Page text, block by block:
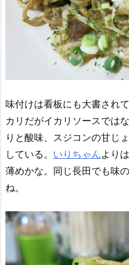
味付けは看板にも大書され
カリだがイカリソースでは
りと酸味、スジコンの甘じ
している。 いりちゃんより
薄めかな。同じ長田でも味
ね。